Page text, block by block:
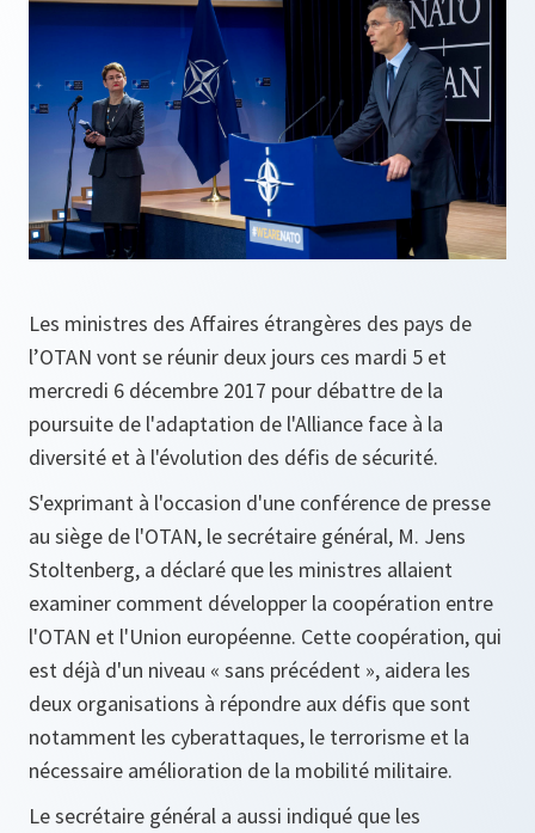
Les ministres des Affaires étrangères des pays de
l’OTAN vont se réunir deux jours ces mardi 5 et
mercredi 6 décembre 2017 pour débattre de la
poursuite de l'adaptation de l'Alliance face à la
diversité et à l'évolution des défis de sécurité.
S'exprimant à l'occasion d'une conférence de presse
au siège de l'OTAN, le secrétaire général, M. Jens
Stoltenberg, a déclaré que les ministres allaient
examiner comment développer la coopération entre
l'OTAN et l'Union européenne. Cette coopération, qui
est déjà d'un niveau « sans précédent », aidera les
deux organisations à répondre aux défis que sont
notamment les cyberattaques, le terrorisme et la
nécessaire amélioration de la mobilité militaire.
Le secrétaire général a aussi indiqué que les